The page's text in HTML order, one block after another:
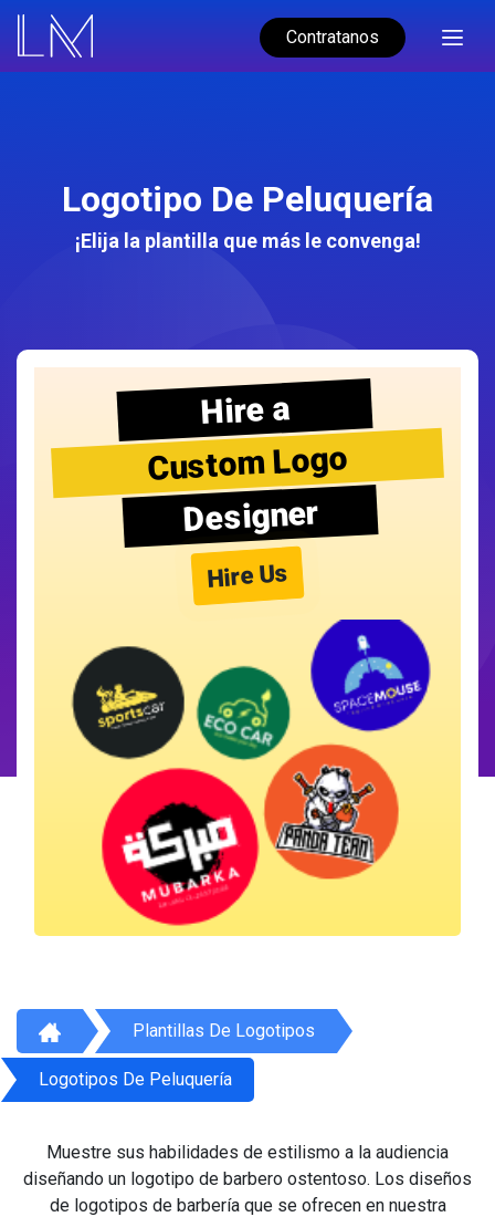
Contratanos
Logotipo De Peluquería
¡Elija la plantilla que más le convenga!
Hire a
Custom Logo
Designer
Hire Us
Plantillas De Logotipos
Logotipos De Peluquería
Muestre sus habilidades de estilismo a la audiencia
diseñando un logotipo de barbero ostentoso. Los diseños
de logotipos de barbería que se ofrecen en nuestra